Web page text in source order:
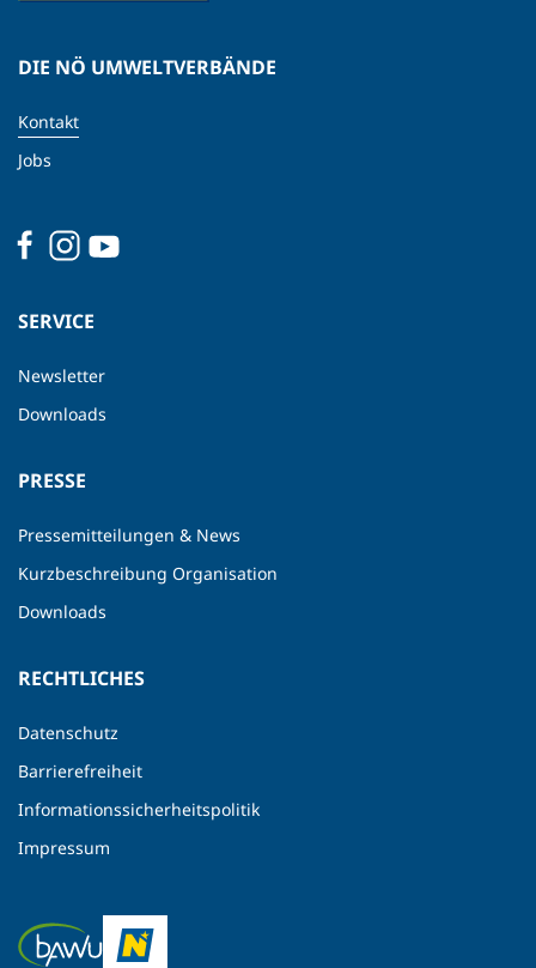
DIE NÖ UMWELTVERBÄNDE
Kontakt
Jobs
SERVICE
Newsletter
Downloads
PRESSE
Pressemitteilungen & News
Kurzbeschreibung Organisation
Downloads
RECHTLICHES
Datenschutz
Barrierefreiheit
Informationssicherheitspolitik
Impressum